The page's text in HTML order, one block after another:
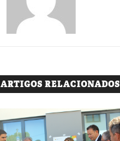
ARTIGOS RELACIONADOS